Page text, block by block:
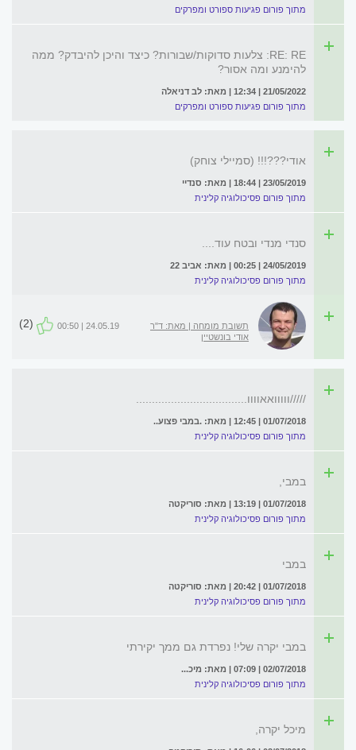
מתוך פורום פגיעות ספורט ומפרקים
RE: RE: צלעות סדוקות/שבורות? כיצד והיכן להיבדק? ממה
להימנע ומה אסור?
21/05/2022 | 12:34 | מאת: לב דניאלה
מתוך פורום פגיעות ספורט ומפרקים
אודי???!!! (סמיילי צוחק)
23/05/2019 | 18:44 | מאת: סנדיי
מתוך פורום פסיכולוגיה קלינית
סנדי מנדי ובטח עוד....
24/05/2019 | 00:25 | מאת: אביב 22
מתוך פורום פסיכולוגיה קלינית
תשובת מומחה | מאת: ד"ר
אודי בונשטיין
24.05.19 | 00:50
(2)
/////ווווואאוווו...................................
01/07/2018 | 12:45 | מאת: .במבי פצוע..
מתוך פורום פסיכולוגיה קלינית
במבי,
01/07/2018 | 13:19 | מאת: סוריקטה
מתוך פורום פסיכולוגיה קלינית
במבי
01/07/2018 | 20:42 | מאת: סוריקטה
מתוך פורום פסיכולוגיה קלינית
במבי יקרה שלי! נפרדת גם ממך יקירתי
02/07/2018 | 07:09 | מאת: מיכ...
מתוך פורום פסיכולוגיה קלינית
מיכל יקרה,